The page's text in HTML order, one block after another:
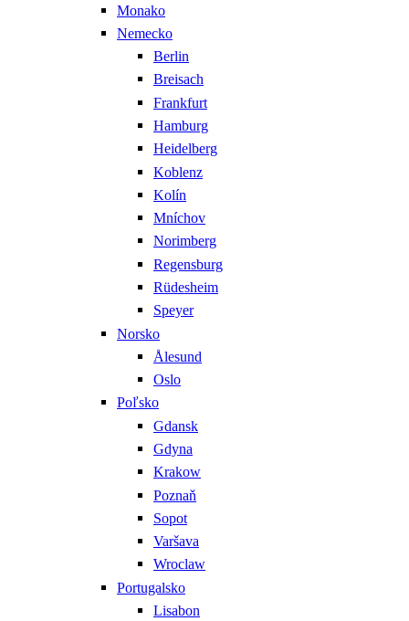
Monako
Nemecko
Berlin
Breisach
Frankfurt
Hamburg
Heidelberg
Koblenz
Kolín
Mníchov
Norimberg
Regensburg
Rüdesheim
Speyer
Norsko
Ålesund
Oslo
Poľsko
Gdansk
Gdyna
Krakow
Poznaň
Sopot
Varšava
Wroclaw
Portugalsko
Lisabon